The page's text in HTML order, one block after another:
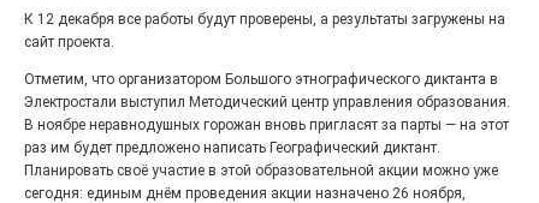
100 футов под килем!
26.07.2026
«С ними дядька Черномор»
К 12 декабря все работы будут проверены, а результаты загружены на
сайт проекта.
Отметим, что организатором Большого этнографического диктанта в
Электростали выступил Методический центр управления образования.
В ноябре неравнодушных горожан вновь пригласят за парты — на этот
раз им будет предложено написать Географический диктант.
Планировать своё участие в этой образовательной акции можно уже
сегодня: единым днём проведения акции назначено 26 ноября,